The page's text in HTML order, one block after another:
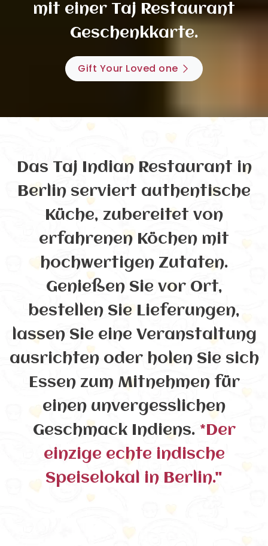
mit einer Taj Restaurant
Geschenkkarte.
Gift Your Loved one
Das Taj Indian Restaurant in
Berlin serviert authentische
Küche, zubereitet von
erfahrenen Köchen mit
hochwertigen Zutaten.
Genießen Sie vor Ort,
bestellen Sie Lieferungen,
lassen Sie eine Veranstaltung
ausrichten oder holen Sie sich
Essen zum Mitnehmen für
einen unvergesslichen
Geschmack Indiens. *Der
einzige echte indische
Speiselokal in Berlin."